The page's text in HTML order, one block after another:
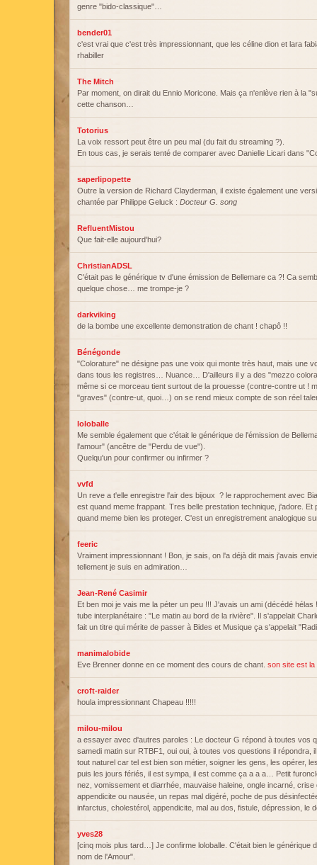
genre "bido-classique"…
bender01
c'est vrai que c'est très impressionnant, que les céline dion et lara
rhabiller
The Mitch
Par moment, on dirait du Ennio Moricone. Mais ça n'enlève rien à la
cette chanson…
Totorius
La voix ressort peut être un peu mal (du fait du streaming ?).
En tous cas, je serais tenté de comparer avec Danielle Licari dans
saperlipopette
Outre la version de Richard Clayderman, il existe également une
chantée par Philippe Geluck : Docteur G. song
RefluentMistou
Que fait-elle aujourd'hui?
ChristianADSL
C'était pas le générique tv d'une émission de Bellemare ca ?! Ca
quelque chose… me trompe-je ?
darkviking
de la bombe une excellente demonstration de chant ! chapô !!
Bénégonde
"Colorature" ne désigne pas une voix qui monte très haut, mais une
dans tous les registres… Nuance… D'ailleurs il y a des "mezzo
même si ce morceau tient surtout de la prouesse (contre-contre ut !
"graves" (contre-ut, quoi…) on se rend mieux compte de son réel
loloballe
Me semble également que c'était le générique de l'émission de
l'amour" (ancêtre de "Perdu de vue").
Quelqu'un pour confirmer ou infirmer ?
vvfd
Un reve a t'elle enregistre l'air des bijoux ? le rapprochement avec
est quand meme frappant. Tres belle prestation technique, j'adore. Et
quand meme bien les proteger. C'est un enregistrement analogique
feeric
Vraiment impressionnant ! Bon, je sais, on l'a déjà dit mais j'avais
tellement je suis en admiration…
Jean-René Casimir
Et ben moi je vais me la péter un peu !!! J'avais un ami (décédé hélas
tube interplanétaire : "Le matin au bord de la rivière". Il s'appelait
fait un titre qui mérite de passer à Bides et Musique ça s'appelait
manimalobide
Eve Brenner donne en ce moment des cours de chant. son site est la
croft-raider
houla impressionnant Chapeau !!!!!
milou-milou
a essayer avec d'autres paroles : Le docteur G répond à toutes vos
samedi matin sur RTBF1, oui oui, à toutes vos questions il répondra,
tout naturel car tel est bien son métier, soigner les gens, les opérer,
puis les jours fériés, il est sympa, il est comme ça a a a… Petit
nez, vomissement et diarrhée, mauvaise haleine, ongle incarné, crise
appendicite ou nausée, un repas mal digéré, poche de pus
infarctus, cholestérol, appendicite, mal au dos, fistule, dépression, le
yves28
[cinq mois plus tard…] Je confirme loloballe. C'était bien le générique
nom de l'Amour".